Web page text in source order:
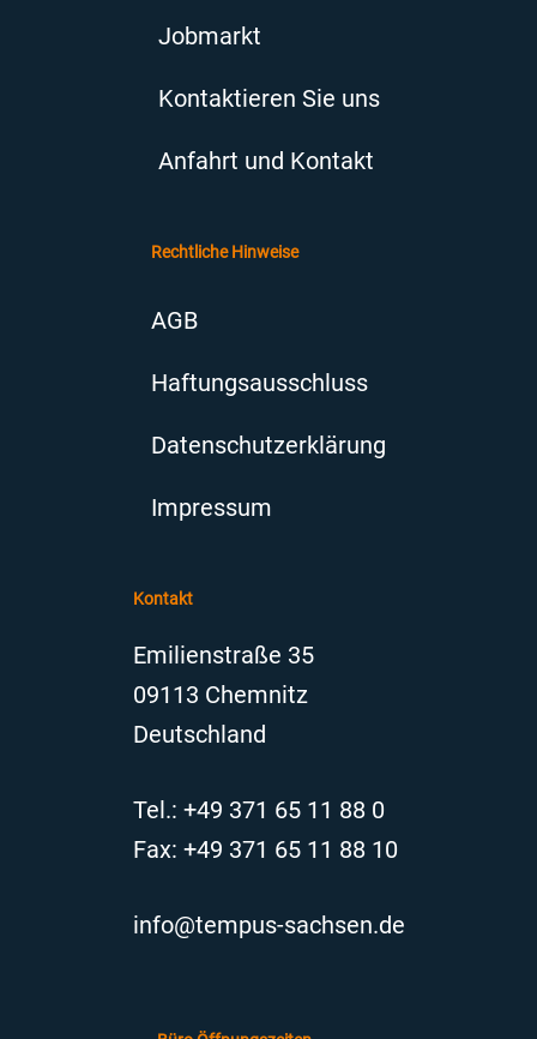
Jobmarkt
Kontaktieren Sie uns
Anfahrt und Kontakt
Rechtliche Hinweise
AGB
Haftungsausschluss
Datenschutzerklärung
Impressum
Kontakt
Emilienstraße 35
09113 Chemnitz
Deutschland
Tel.: +49 371 65 11 88 0
Fax: +49 371 65 11 88 10
info@tempus-sachsen.de